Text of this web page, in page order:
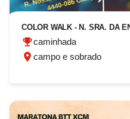
COLOR WALK - N. SRA. DA
caminhada
campo e sobrado